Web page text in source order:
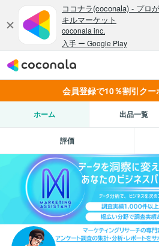
会員登録で10％割引クー
ホーム 出品一覧
評価